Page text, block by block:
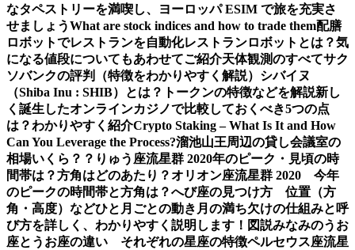
なタペストリーを満喫し、ヨーロッパ ESIM で旅を充実さ
せましょうWhat are stock indices and how to trade them配膳
ロボットでレストランを自動化レストランロボットとは？気
になる値段についてもあわせてご紹介天体観測のすべてサク
ソバンクの評判（特徴をわかりやすく解説） シバイヌ
（Shiba Inu : SHIB）とは？トークンの特徴などを解説新し
く誕生したオンラインカジノで比較しておくべき5つの点
は？わかりやすく紹介Crypto Staking – What Is It and How
Can You Leverage the Process?溜池山王周辺の貸し会議室の
相場いくら？？ りゅう座流星群 2020年のピーク・見頃の時
間帯は？方角はどのあたり？オリオン座流星群 2020 今年
のピークの時間帯と方角は？へび座の見つけ方 位置（方
角・高度）などひと月ごとの動き 月の満ち欠けの仕組みと呼
び方を詳しく、わかりやすく説明します！図説みなみのうお
座とうお座の違い それぞれの星座の特徴ペルセウス座流星